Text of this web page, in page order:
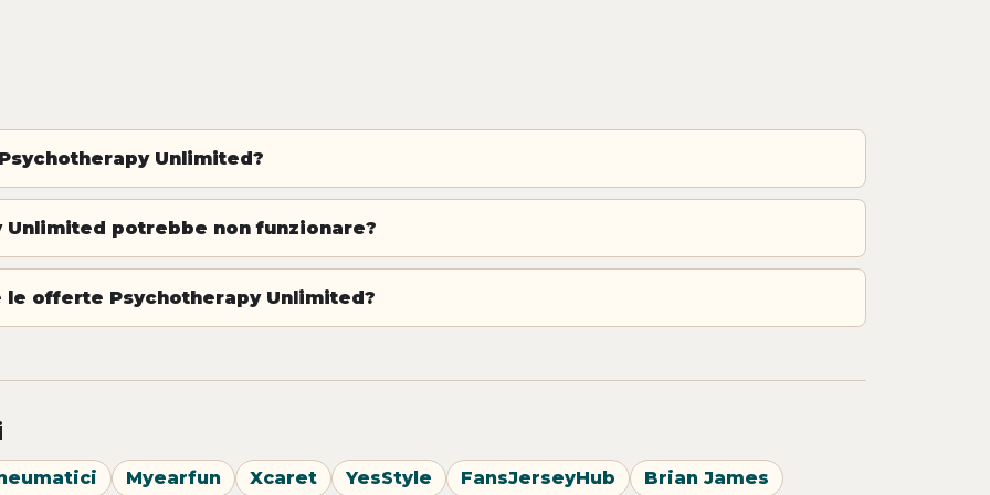
Unlimited?
potrebbe non funzionare?
offerte Psychotherapy Unlimited?
Myearfun Xcaret YesStyle FansJerseyHub Brian James